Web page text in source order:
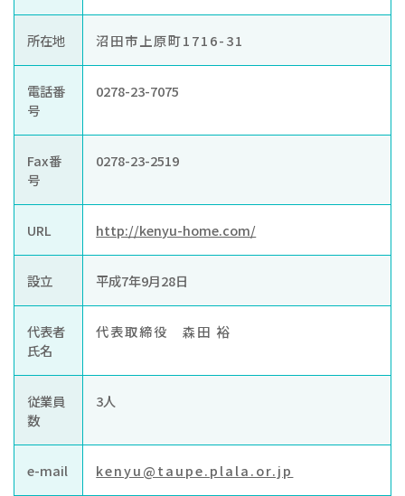
ぐんま住まいの
相談センター
現在お住まい
の方へ
公社に
ついて
採用
入札
所在地 沼田市上原町1716-31
電話番
号
0278-23-7075
Fax番
号
0278-23-2519
URL http://kenyu-home.com/
設立 平成7年9月28日
代表者
氏名
代表取締役 森田 裕
従業員
数
3人
e-mail kenyu@taupe.plala.or.jp